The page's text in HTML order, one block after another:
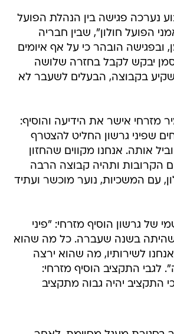
ובפגישה הובהר כי על אף איומים
יבקש לקבל בחזרה שלושה
בקבוצה, הבעלים לשעבר לא
מזרחי אישר את הידיעה והוסיף:
אותה. אנחנו מקווים שהחזון
הקרובות ותהיה קבוצה הרבה
עם המשכיות, נוער מוכשר ועתיד
של גרשון הוסיף מזרחי: "פיני
לשירותיו, מה שהוא ירצה
לגבי התקציב הוסיף מזרחי:
התקציב יהיה גבוה מתקציב
בסגירת מעגל מסוימת, לאחר